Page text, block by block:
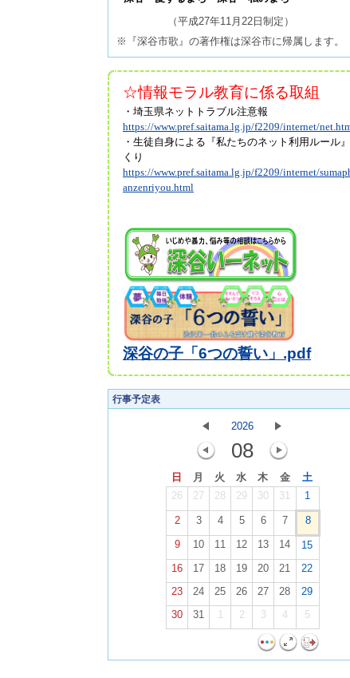
（平成27年11月22日制定）
※『深谷市歌』の著作権は深谷市に帰属します。
☆情報モラル教育に係る取組
・埼玉県ネットトラブル注意報
https://www.pref.saitama.lg.jp/f2209/internet/
・生徒自身による『私たちのネット利用ルール
くり
https://www.pref.saitama.lg.jp/f2209/internet/
anzenriyou.html
深谷の子「6つの誓い」.pdf
行事予定表
2026
08
日 月 火 水 木 金
土
26
27 28 29 30 31 1
2 3 4 5 6 7
8
9
10 11 12 13 14
15
16
17 18 19 20 21
22
23
24 25 26 27 28
29
30
31 1 2 3 4 5